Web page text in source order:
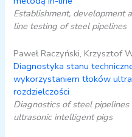
Establishment, development
line testing of steel pipelines
Paweł Raczyński, Krzysztof
Diagnostyka stanu
wykorzystaniem tłoków
rozdzielczości
Diagnostics of steel
ultrasonic intelligent pigs